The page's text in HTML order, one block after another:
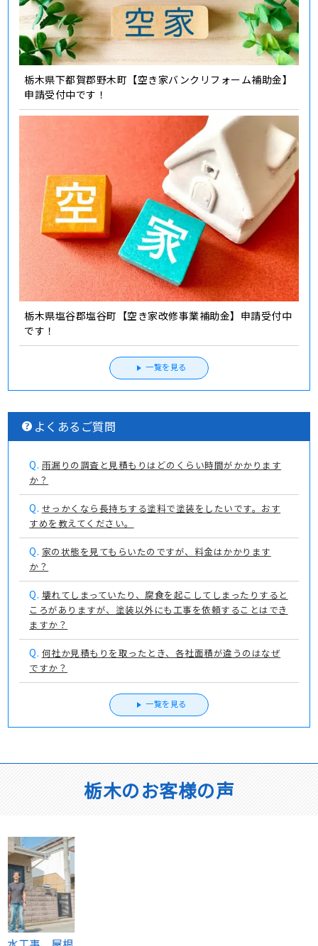
栃木県下都賀郡野木町【空き家バンクリフォーム補助金】
申請受付中です！
栃木県塩谷郡塩谷町【空き家改修事業補助金】申請受付中
です！
一覧を見る
よくあるご質問
Q. 雨漏りの調査と見積もりはどのくらい時間がかかります
か？
Q. せっかくなら長持ちする塗料で塗装をしたいです。おす
すめを教えてください。
Q. 家の状態を見てもらいたのですが、料金はかかります
か？
Q. 壊れてしまっていたり、腐食を起こしてしまったりすると
ころがありますが、塗装以外にも工事を依頼することはでき
ますか？
Q. 何社か見積もりを取ったとき、各社面積が違うのはなぜ
ですか？
一覧を見る
栃木のお客様の声